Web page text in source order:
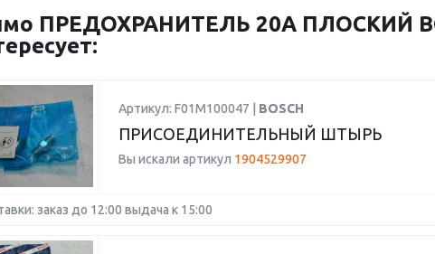
ПРЕДОХРАНИТЕЛЬ 20А ПЛОСКИЙ
Артикул: F01M100047 | BOSCH
ПРИСОЕДИНИТЕЛЬНЫЙ ШТЫРЬ
Вы искали артикул 1904529907
заказ до 12:00 выдача к 15:00